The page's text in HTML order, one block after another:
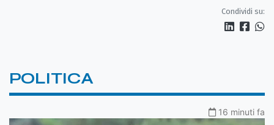
Condividi su:
POLITICA
16 minuti fa